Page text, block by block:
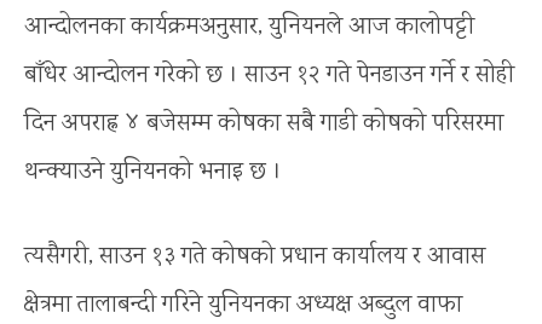
आन्दोलनका कार्यक्रमअनुसार, युनियनले आज कालोपट्टी
बाँधेर आन्दोलन गरेको छ । साउन १२ गते पेनडाउन गर्ने र सोही
दिन अपराह्न ४ बजेसम्म कोषका सबै गाडी कोषको परिसरमा
थन्क्याउने युनियनको भनाइ छ ।
त्यसैगरी, साउन १३ गते कोषको प्रधान कार्यालय र आवास
क्षेत्रमा तालाबन्दी गरिने युनियनका अध्यक्ष अब्दुल वाफा